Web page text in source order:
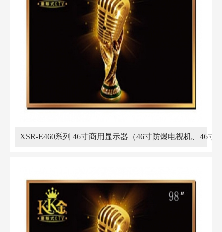
XSR-E460系列 46寸商用显示器（46寸防爆电视机、46寸